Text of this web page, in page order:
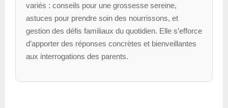
variés : conseils pour une grossesse sereine,
astuces pour prendre soin des nourrissons, et
gestion des défis familiaux du quotidien. Elle s’efforce
d’apporter des réponses concrètes et bienveillantes
aux interrogations des parents.